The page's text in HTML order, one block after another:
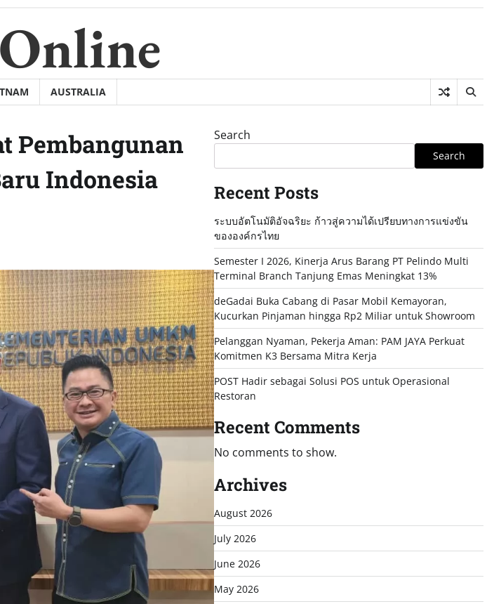
AUSTRALIA
Pembangunan
Indonesia
Search
Search
Recent Posts
ระบบอัตโนมัติอัจฉริยะ ก้าวสู่ความได้เปรียบทางการแข่งขัน
ขององค์กรไทย
Semester I 2026, Kinerja Arus Barang PT Pelindo Multi
Terminal Branch Tanjung Emas Meningkat 13%
deGadai Buka Cabang di Pasar Mobil Kemayoran,
Kucurkan Pinjaman hingga Rp2 Miliar untuk Showroom
Pelanggan Nyaman, Pekerja Aman: PAM JAYA Perkuat
Komitmen K3 Bersama Mitra Kerja
POST Hadir sebagai Solusi POS untuk Operasional
Restoran
Recent Comments
No comments to show.
Archives
August 2026
July 2026
June 2026
May 2026